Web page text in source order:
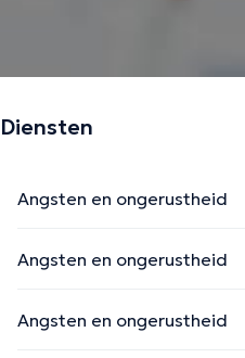
Diensten
Angsten en ongerustheid
Angsten en ongerustheid
Angsten en ongerustheid